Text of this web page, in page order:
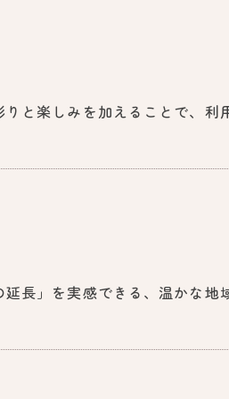
と楽しみを加えることで、利
長」を実感できる、温かな地